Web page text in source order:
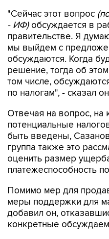
"Сейчас этот вопрос
- ИФ)обсуждается в
правительстве. Я
мы выйдем с
обсуждаются. Когда
решение, тогда об
том числе,
по налогам", - сказал
Отвечая на вопрос, на
потенциальные
быть введены,
группа также это
оценить размер
платежеспособность
Помимо мер для
меры поддержки для
добавил он,
конкретные